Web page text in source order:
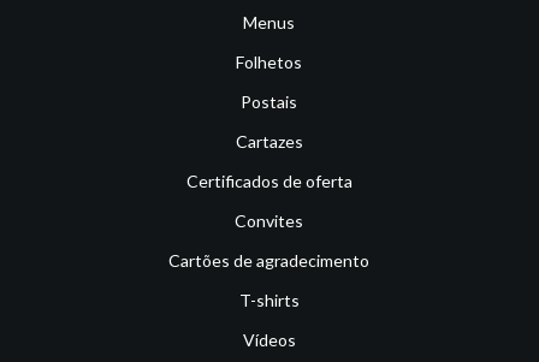
Menus
Folhetos
Postais
Cartazes
Certificados de oferta
Convites
Cartões de agradecimento
T-shirts
Vídeos